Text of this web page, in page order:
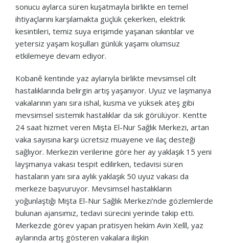
sonucu aylarca süren kuşatmayla birlikte en temel
ihtiyaçlarını karşılamakta güçlük çekerken, elektrik
kesintileri, temiz suya erişimde yaşanan sıkıntılar ve
yetersiz yaşam koşulları günlük yaşamı olumsuz
etkilemeye devam ediyor.
Kobanê kentinde yaz aylarıyla birlikte mevsimsel cilt
hastalıklarında belirgin artış yaşanıyor. Uyuz ve laşmanya
vakalarının yanı sıra ishal, kusma ve yüksek ateş gibi
mevsimsel sistemik hastalıklar da sık görülüyor. Kentte
24 saat hizmet veren Mişta El-Nur Sağlık Merkezi, artan
vaka sayısına karşı ücretsiz muayene ve ilaç desteği
sağlıyor. Merkezin verilerine göre her ay yaklaşık 15 yeni
layşmanya vakası tespit edilirken, tedavisi süren
hastaların yanı sıra aylık yaklaşık 50 uyuz vakası da
merkeze başvuruyor. Mevsimsel hastalıkların
yoğunlaştığı Mişta El-Nur Sağlık Merkezi'nde gözlemlerde
bulunan ajansımız, tedavi sürecini yerinde takip etti.
Merkezde görev yapan pratisyen hekim Avin Xelîl, yaz
aylarında artış gösteren vakalara ilişkin